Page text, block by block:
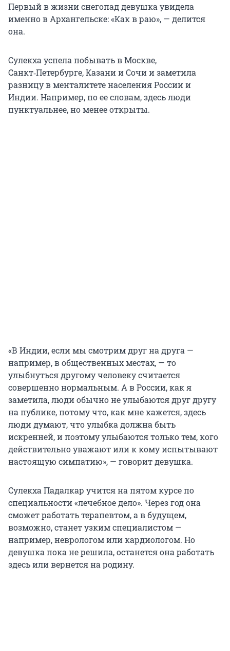
Первый в жизни снегопад девушка увидела
именно в Архангельске: «Как в раю», — делится
она.
Сулекха успела побывать в Москве,
Санкт‑Петербурге, Казани и Сочи и заметила
разницу в менталитете населения России и
Индии. Например, по ее словам, здесь люди
пунктуальнее, но менее открыты.
«В Индии, если мы смотрим друг на друга —
например, в общественных местах, — то
улыбнуться другому человеку считается
совершенно нормальным. А в России, как я
заметила, люди обычно не улыбаются друг другу
на публике, потому что, как мне кажется, здесь
люди думают, что улыбка должна быть
искренней, и поэтому улыбаются только тем, кого
действительно уважают или к кому испытывают
настоящую симпатию», — говорит девушка.
Сулекха Падалкар учится на пятом курсе по
специальности «лечебное дело». Через год она
сможет работать терапевтом, а в будущем,
возможно, станет узким специалистом —
например, неврологом или кардиологом. Но
девушка пока не решила, останется она работать
здесь или вернется на родину.